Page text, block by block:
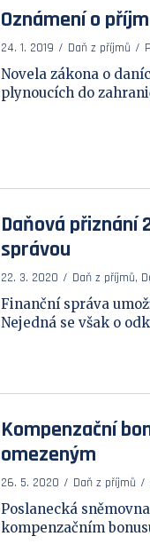
Oznámení o
24. 1. 2019 Daň z příjmů
Novela zákona o
plynoucích do
Daňová přiznání
správou
22. 3. 2020 Daň z příjmů,
Finanční správa
Nejedná se však o
Kompenzační
omezeným
26. 5. 2020 Daň z příjmů
Poslanecká
kompenzačním